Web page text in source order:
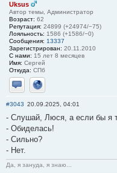
Uksus
Автор темы, Администратор
Возраст: 62
Репутация: 24899 (+24974/−75)
Лояльность: 1586 (+1586/−0)
Сообщения: 13337
Зарегистрирован: 20.11.2010
С нами: 15 лет 8 месяцев
Имя: Сергей
Откуда: СПб
Отправить личное
Сайт
#3043 20.09.2025, 04:01
- Слушай, Люся, а если бы я
- Обиделась!
- Сильно?
- Нет.
Да, я зануда, я знаю...